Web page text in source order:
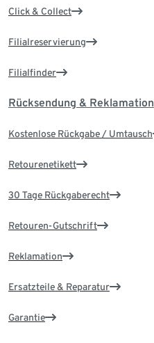
Click & Collect
Filialreservierung
Filialfinder
Rücksendung & Reklamation
Kostenlose Rückgabe / Umtausch
Retourenetikett
30 Tage Rückgaberecht
Retouren-Gutschrift
Reklamation
Ersatzteile & Reparatur
Garantie